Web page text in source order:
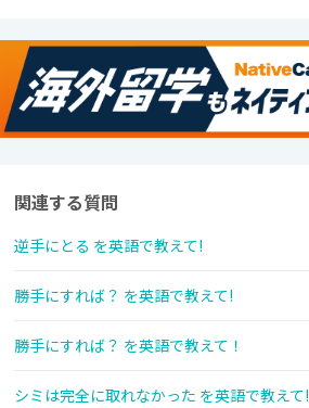
関連する質問
逆手にとる を英語で教えて!
勝手にすれば？ を英語で教えて!
勝手にすれば？ を英語で教えて！
シミは完全に取れなかった を英語で教えて!